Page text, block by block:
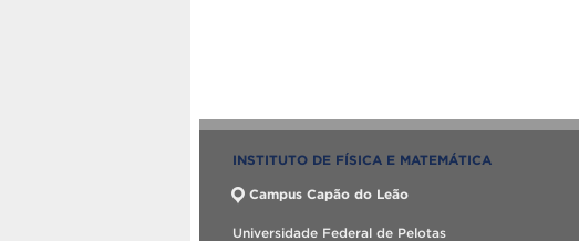
INSTITUTO DE FÍSICA E MATEMÁTICA
Campus Capão do Leão
Universidade Federal de Pelotas